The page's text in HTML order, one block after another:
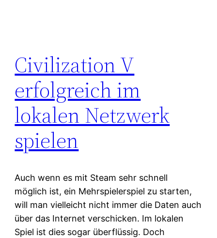
Civilization V
erfolgreich im
lokalen Netzwerk
spielen
Auch wenn es mit Steam sehr schnell
möglich ist, ein Mehrspielerspiel zu starten,
will man vielleicht nicht immer die Daten auch
über das Internet verschicken. Im lokalen
Spiel ist dies sogar überflüssig. Doch